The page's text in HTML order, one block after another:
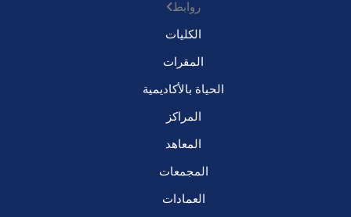
روابط
الكليات
المقرات
الحياة بالأكاديمية
المراكز
المعاهد
المجمعات
العمادات